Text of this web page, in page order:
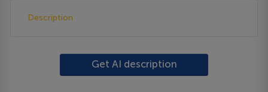
Description
Get AI description